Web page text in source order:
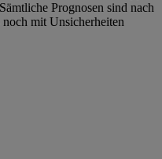
Prognosen sind nach
mit Unsicherheiten